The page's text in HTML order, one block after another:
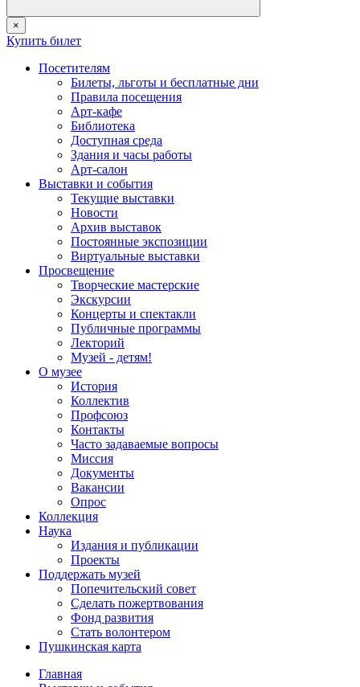
×
Купить билет
Посетителям
Билеты, льготы и бесплатные дни
Правила посещения
Арт-кафе
Библиотека
Доступная среда
Здания и часы работы
Арт-салон
Выставки и события
Текущие выставки
Новости
Архив выставок
Постоянные экспозиции
Виртуальные выставки
Просвещение
Творческие мастерские
Экскурсии
Концерты и спектакли
Публичные программы
Лекторий
Музей - детям!
О музее
История
Коллектив
Профсоюз
Контакты
Часто задаваемые вопросы
Миссия
Документы
Вакансии
Опрос
Коллекция
Наука
Издания и публикации
Проекты
Поддержать музей
Попечительский совет
Сделать пожертвования
Фонд развития
Стать волонтером
Пушкинская карта
Главная